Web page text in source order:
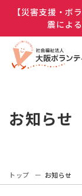
【災害支援・ボ
震によ
お知らせ
トップ お知らせ